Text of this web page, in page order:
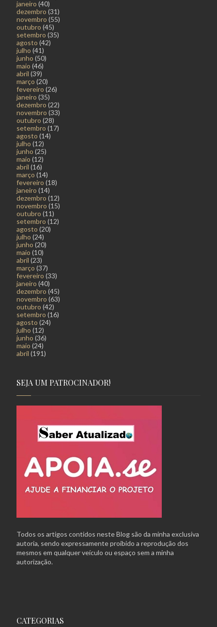
janeiro (40)
dezembro (31)
novembro (55)
outubro (45)
setembro (35)
agosto (42)
julho (41)
junho (50)
maio (46)
abril (39)
março (20)
fevereiro (26)
janeiro (35)
dezembro (22)
novembro (33)
outubro (28)
setembro (17)
agosto (14)
julho (12)
junho (25)
maio (12)
abril (16)
março (14)
fevereiro (18)
janeiro (14)
dezembro (12)
novembro (15)
outubro (11)
setembro (12)
agosto (20)
julho (24)
junho (20)
maio (10)
abril (23)
março (37)
fevereiro (33)
janeiro (40)
dezembro (45)
novembro (63)
outubro (42)
setembro (16)
agosto (24)
julho (12)
junho (36)
maio (24)
abril (191)
SEJA UM PATROCINADOR!
Todos os artigos contidos neste Blog são da minha exclusiva
autoria, sendo expressamente proibido a reprodução dos
mesmos em qualquer veículo ou espaço sem a minha
autorização.
CATEGORIAS